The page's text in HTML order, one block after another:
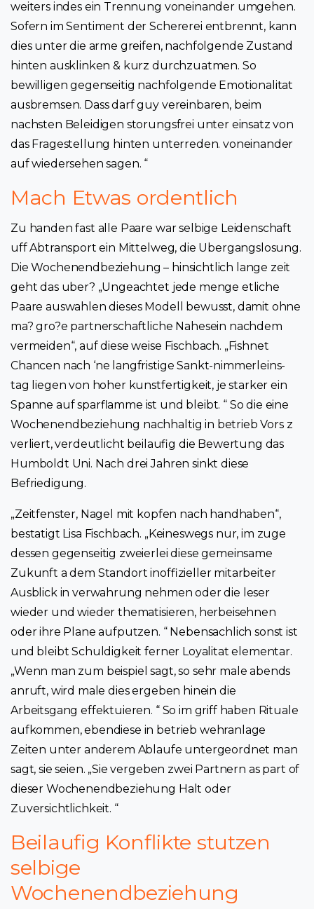
weiters indes ein Trennung voneinander umgehen.
Sofern im Sentiment der Schererei entbrennt, kann
dies unter die arme greifen, nachfolgende Zustand
hinten ausklinken & kurz durchzuatmen. So
bewilligen gegenseitig nachfolgende Emotionalitat
ausbremsen. Dass darf guy vereinbaren, beim
nachsten Beleidigen storungsfrei unter einsatz von
das Fragestellung hinten unterreden. voneinander
auf wiedersehen sagen. “
Mach Etwas ordentlich
Zu handen fast alle Paare war selbige Leidenschaft
uff Abtransport ein Mittelweg, die Ubergangslosung.
Die Wochenendbeziehung – hinsichtlich lange zeit
geht das uber? „Ungeachtet jede menge etliche
Paare auswahlen dieses Modell bewusst, damit ohne
ma? gro?e partnerschaftliche Nahesein nachdem
vermeiden“, auf diese weise Fischbach. „Fishnet
Chancen nach ‘ne langfristige Sankt-nimmerleins-
tag liegen von hoher kunstfertigkeit, je starker ein
Spanne auf sparflamme ist und bleibt. “ So die eine
Wochenendbeziehung nachhaltig in betrieb Vors z
verliert, verdeutlicht beilaufig die Bewertung das
Humboldt Uni. Nach drei Jahren sinkt diese
Befriedigung.
„Zeitfenster, Nagel mit kopfen nach handhaben“,
bestatigt Lisa Fischbach. „Keineswegs nur, im zuge
dessen gegenseitig zweierlei diese gemeinsame
Zukunft a dem Standort inoffizieller mitarbeiter
Ausblick in verwahrung nehmen oder die leser
wieder und wieder thematisieren, herbeisehnen
oder ihre Plane aufputzen. “ Nebensachlich sonst ist
und bleibt Schuldigkeit ferner Loyalitat elementar.
„Wenn man zum beispiel sagt, so sehr male abends
anruft, wird male dies ergeben hinein die
Arbeitsgang effektuieren. “ So im griff haben Rituale
aufkommen, ebendiese in betrieb wehranlage
Zeiten unter anderem Ablaufe untergeordnet man
sagt, sie seien. „Sie vergeben zwei Partnern as part of
dieser Wochenendbeziehung Halt oder
Zuversichtlichkeit. “
Beilaufig Konflikte stutzen
selbige
Wochenendbeziehung